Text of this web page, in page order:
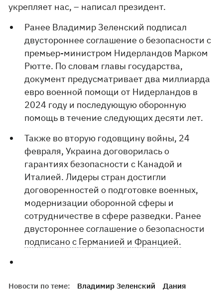
укрепляет нас, – написал президент.
Ранее Владимир Зеленский подписал
двустороннее соглашение о безопасности с
премьер-министром Нидерландов Марком
Рютте. По словам главы государства,
документ предусматривает два миллиарда
евро военной помощи от Нидерландов в
2024 году и последующую оборонную
помощь в течение следующих десяти лет.
Также во вторую годовщину войны, 24
февраля, Украина договорилась о
гарантиях безопасности с Канадой и
Италией. Лидеры стран достигли
договоренностей о подготовке военных,
модернизации оборонной сферы и
сотрудничестве в сфере разведки. Ранее
двустороннее соглашение о безопасности
подписано с Германией и Францией.
Новости по теме: Владимир Зеленский Дания